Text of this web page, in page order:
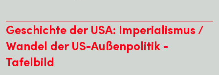
Geschichte der USA: Imperialismus /
Wandel der US-Außenpolitik -
Tafelbild